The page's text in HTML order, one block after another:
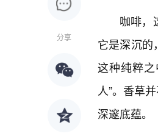
分享
咖啡，
它是深沉的
这种纯粹
人”。香草
深邃底蕴。